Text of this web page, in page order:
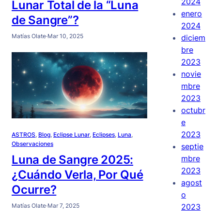
Lunar Total de la “Luna
de Sangre”?
Matías Olate·Mar 10, 2025
ASTROS, Blog, Eclipse Lunar, Eclipses, Luna
Observaciones
Luna de Sangre 2025:
¿Cuándo Verla, Por Qué
Ocurre?
Matías Olate·Mar 7, 2025
enero
2024
diciem
bre
2023
novie
mbre
2023
octubr
e
2023
septie
mbre
2023
agost
o
2023